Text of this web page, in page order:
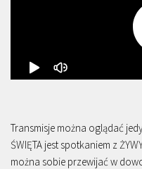
Transmisje można oglądać
ŚWIĘTA jest spotkaniem z
można sobie przewijać w